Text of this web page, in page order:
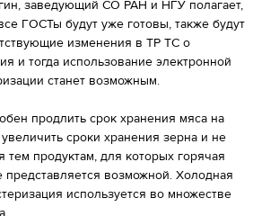
заведующий СО РАН и НГУ полагает,
ГОСТы будут уже готовы, также будут
изменения в ТР ТС о
и тогда использование электронной
станет возможным.
продлить срок хранения мяса на
сроки хранения зерна и не
тем продуктам, для которых горячая
представляется возможной. Холодная
используется во множестве